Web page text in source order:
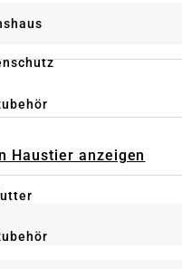
Haustier anzeigen